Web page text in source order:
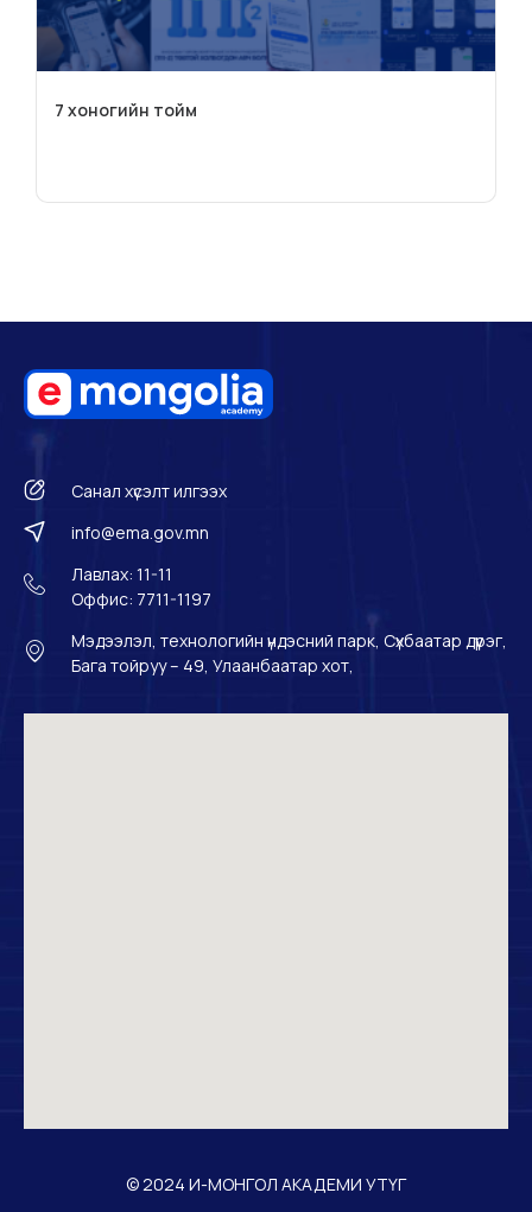
7 хоногийн тойм
Санал хүсэлт илгээх
info@ema.gov.mn
Лавлах: 11-11
Оффис: 7711-1197
Мэдээлэл, технологийн үндэсний парк, Сүхбаатар дүүрэг,
Бага тойруу – 49, Улаанбаатар хот,
© 2024 И-МОНГОЛ АКАДЕМИ УТҮГ